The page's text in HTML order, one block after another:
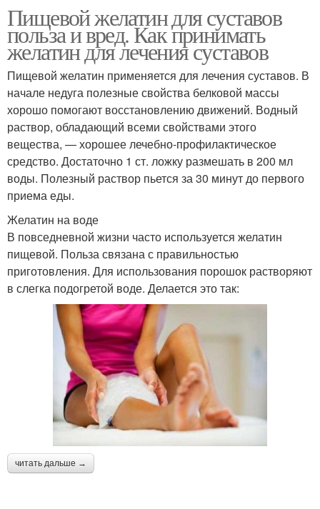
Пищевой желатин для суставов
польза и вред. Как принимать
желатин для лечения суставов
Пищевой желатин применяется для лечения суставов. В
начале недуга полезные свойства белковой массы
хорошо помогают восстановлению движений. Водный
раствор, обладающий всеми свойствами этого
вещества, — хорошее лечебно-профилактическое
средство. Достаточно 1 ст. ложку размешать в 200 мл
воды. Полезный раствор пьется за 30 минут до первого
приема еды.
Желатин на воде
В повседневной жизни часто используется желатин
пищевой. Польза связана с правильностью
приготовления. Для использования порошок растворяют
в слегка подогретой воде. Делается это так:
читать дальше →